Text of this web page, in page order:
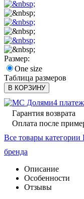
Размер:
One size
Таблица размеров
В КОРЗИНУ
4
Гарантия возврата
Оплата после
Все товары
бренда
Описание
Особенности
Отзывы